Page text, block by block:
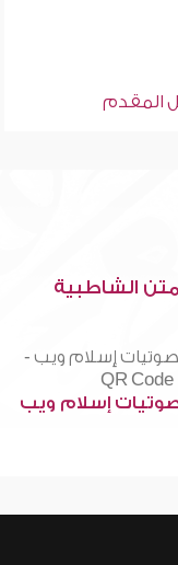
الشاطبية
إسلام ويب